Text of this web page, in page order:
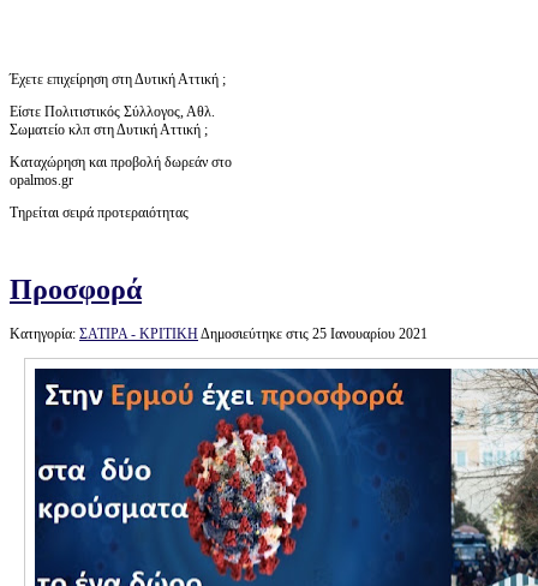
Έχετε επιχείρηση στη Δυτική Αττική ;
Είστε Πολιτιστικός Σύλλογος, Αθλ.
Σωματείο κλπ στη Δυτική Αττική ;
Καταχώρηση και προβολή δωρεάν στο
opalmos.gr
Τηρείται σειρά προτεραιότητας
Προσφορά
Κατηγορία: ΣΑΤΙΡΑ - ΚΡΙΤΙΚΗΔημοσιεύτηκε στις 25 Ιανουαρίου 2021